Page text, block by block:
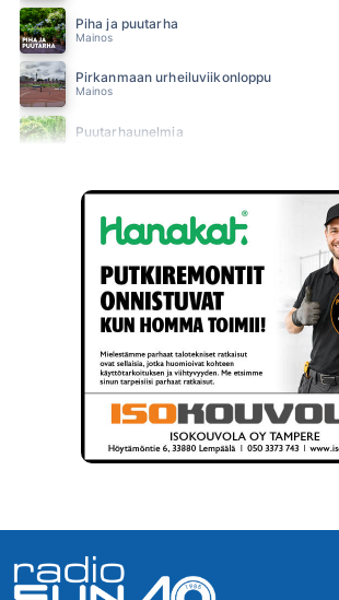
Piha ja puutarha
Mainos
Pirkanmaan urheiluviikonloppu
Mainos
Puutarhaunelmia
SUN Ilta
SUN Iltapäivä
SUN Keskipäivä
SUN Kesä
Suositus
SUN Kesästoppi
SUN Suosikit TOP 20
SUN Uutiset